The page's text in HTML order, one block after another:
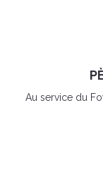
Au service du